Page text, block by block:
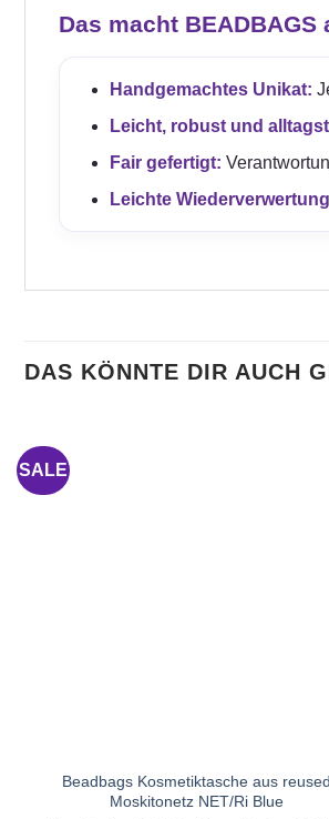
Das macht BEADBAGS
Handgemachtes Unikat:
Leicht, robust und
Fair gefertigt:
Leichte
DAS KÖNNTE DIR AUCH
SALE
Beadbags Kosmetiktasche aus reused
Moskitonetz NET/Ri Blue